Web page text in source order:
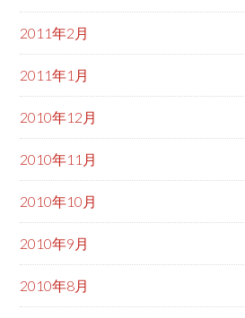
2011年2月
2011年1月
2010年12月
2010年11月
2010年10月
2010年9月
2010年8月